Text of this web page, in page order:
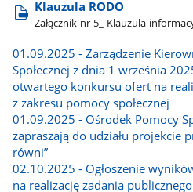
Klauzula RODO
Załącznik-nr-5​_-Klauzula-
01.09.2025 - Zarządzenie
Społecznej z dnia 1 września
otwartego konkursu ofert na
z zakresu pomocy społecznej
01.09.2025 - Ośrodek Pomocy
zapraszają do udziału projekcie
równi”
02.10.2025 - Ogłoszenie
na realizację zadania publicznego